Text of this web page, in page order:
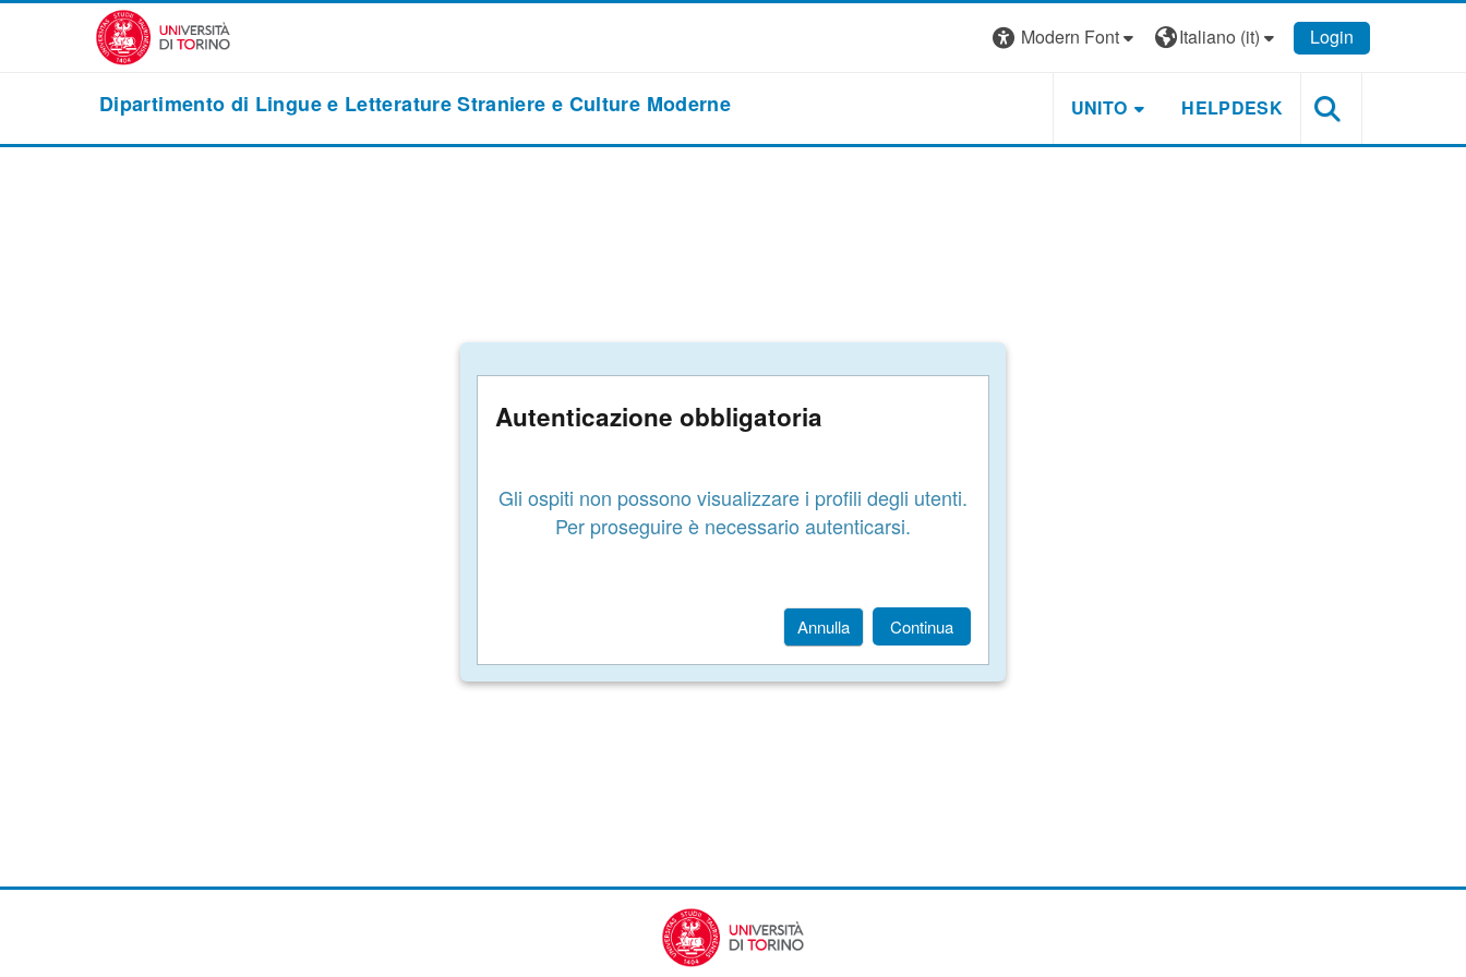
Vai al contenuto principale
Modern Font
Italiano ‎(it)‎ Login
Dipartimento di Lingue e Letterature Straniere e Culture Moderne UNITO HELPDESK
Autenticazione obbligatoria
Gli ospiti non possono visualizzare i profili degli utenti.
Per proseguire è necessario autenticarsi.
Annulla Continua